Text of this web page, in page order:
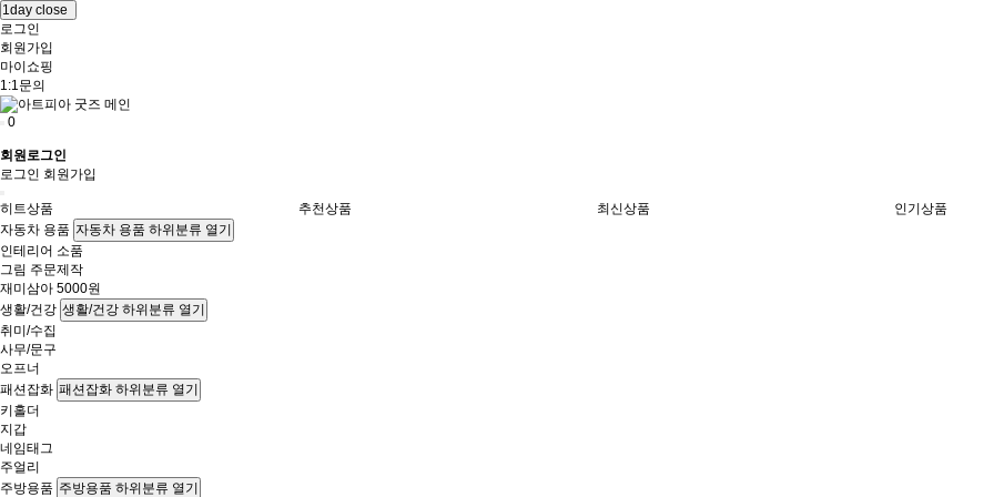
1day close
로그인
회원가입
마이쇼핑
1:1문의
0
회원로그인
로그인 회원가입
히트상품 추천상품 최신상품
인기상품
자동차 용품 자동차 용품 하위분류 열기
인테리어 소품
그림 주문제작
재미삼아 5000원
생활/건강 생활/건강 하위분류 열기
취미/수집
사무/문구
오프너
패션잡화 패션잡화 하위분류 열기
키홀더
지갑
네임태그
주얼리
주방용품 주방용품 하위분류 열기